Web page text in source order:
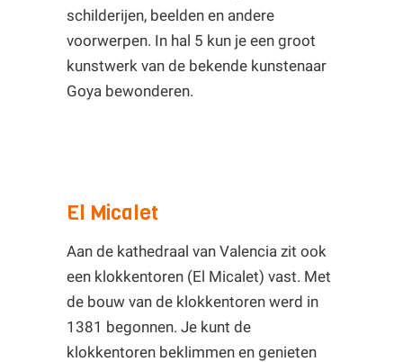
schilderijen, beelden en andere
voorwerpen. In hal 5 kun je een groot
kunstwerk van de bekende kunstenaar
Goya bewonderen.
El Micalet
Aan de kathedraal van Valencia zit ook
een klokkentoren (El Micalet) vast. Met
de bouw van de klokkentoren werd in
1381 begonnen. Je kunt de
klokkentoren beklimmen en genieten